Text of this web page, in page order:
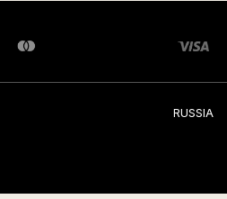
RUSSIA